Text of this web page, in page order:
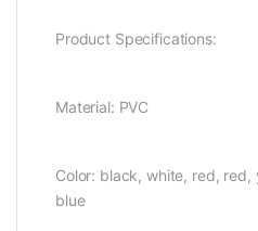
Product Specifications:
Material: PVC
Color: black, white, red, red,
blue